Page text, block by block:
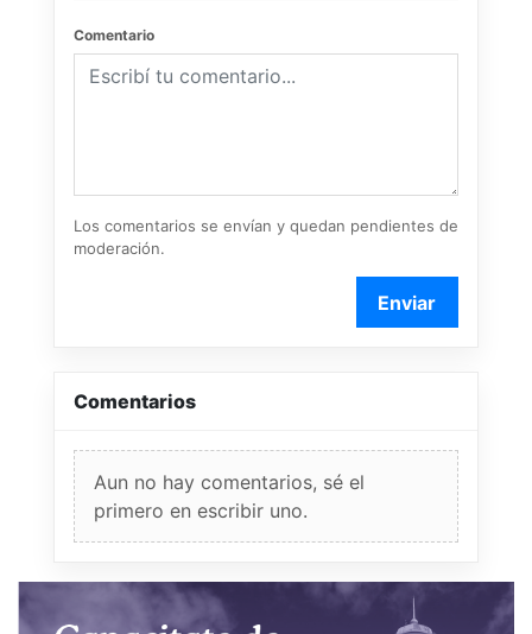
Comentario
Los comentarios se envían y quedan pendientes de
moderación.
Enviar
Comentarios
Aun no hay comentarios, sé el
primero en escribir uno.